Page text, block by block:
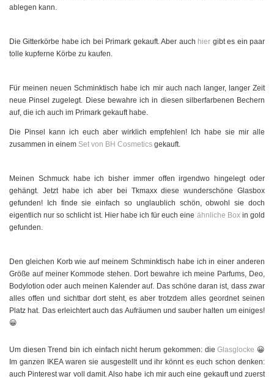
ablegen kann.
Die Gitterkörbe habe ich bei Primark gekauft. Aber auch hier gibt es ein paar
tolle kupferne Körbe zu kaufen.
Für meinen neuen Schminktisch habe ich mir auch nach langer, langer Zeit
neue Pinsel zugelegt. Diese bewahre ich in diesen silberfarbenen Bechern
auf, die ich auch im Primark gekauft habe.
Die Pinsel kann ich euch aber wirklich empfehlen! Ich habe sie mir alle
zusammen in einem Set von BH Cosmetics gekauft.
Meinen Schmuck habe ich bisher immer offen irgendwo hingelegt oder
gehängt. Jetzt habe ich aber bei Tkmaxx diese wunderschöne Glasbox
gefunden! Ich finde sie einfach so unglaublich schön, obwohl sie doch
eigentlich nur so schlicht ist. Hier habe ich für euch eine ähnliche Boxin gold
gefunden.
Den gleichen Korb wie auf meinem Schminktisch habe ich in einer anderen
Größe auf meiner Kommode stehen. Dort bewahre ich meine Parfums, Deo,
Bodylotion oder auch meinen Kalender auf. Das schöne daran ist, dass zwar
alles offen und sichtbar dort steht, es aber trotzdem alles geordnet seinen
Platz hat. Das erleichtert auch das Aufräumen und sauber halten um einiges!
😀
Um diesen Trend bin ich einfach nicht herum gekommen: dieGlasglocke 😀
Im ganzen IKEA waren sie ausgestellt und ihr könnt es euch schon denken:
auch Pinterest war voll damit. Also habe ich mir auch eine gekauft und zuerst